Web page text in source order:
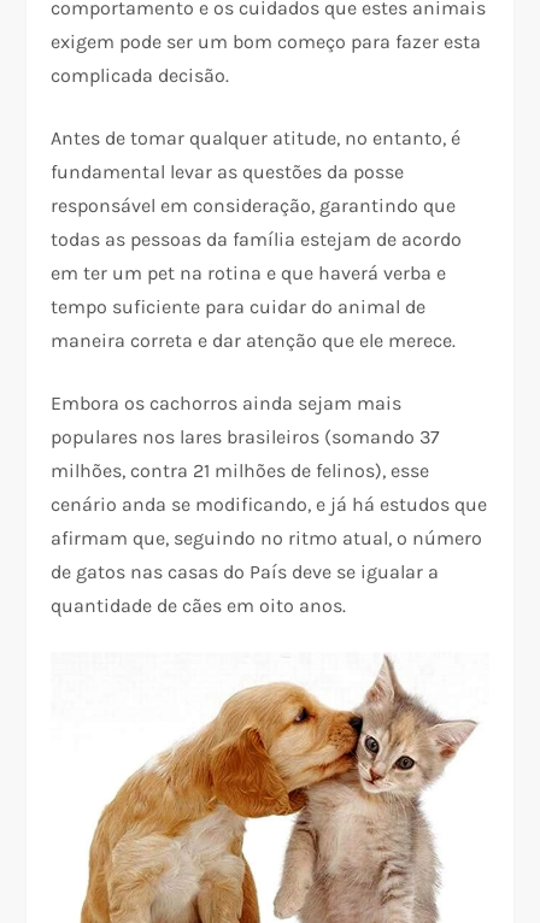
comportamento e os cuidados que estes animais
exigem pode ser um bom começo para fazer esta
complicada decisão.
Antes de tomar qualquer atitude, no entanto, é
fundamental levar as questões da posse
responsável em consideração, garantindo que
todas as pessoas da família estejam de acordo
em ter um pet na rotina e que haverá verba e
tempo suficiente para cuidar do animal de
maneira correta e dar atenção que ele merece.
Embora os cachorros ainda sejam mais
populares nos lares brasileiros (somando 37
milhões, contra 21 milhões de felinos), esse
cenário anda se modificando, e já há estudos que
afirmam que, seguindo no ritmo atual, o número
de gatos nas casas do País deve se igualar a
quantidade de cães em oito anos.